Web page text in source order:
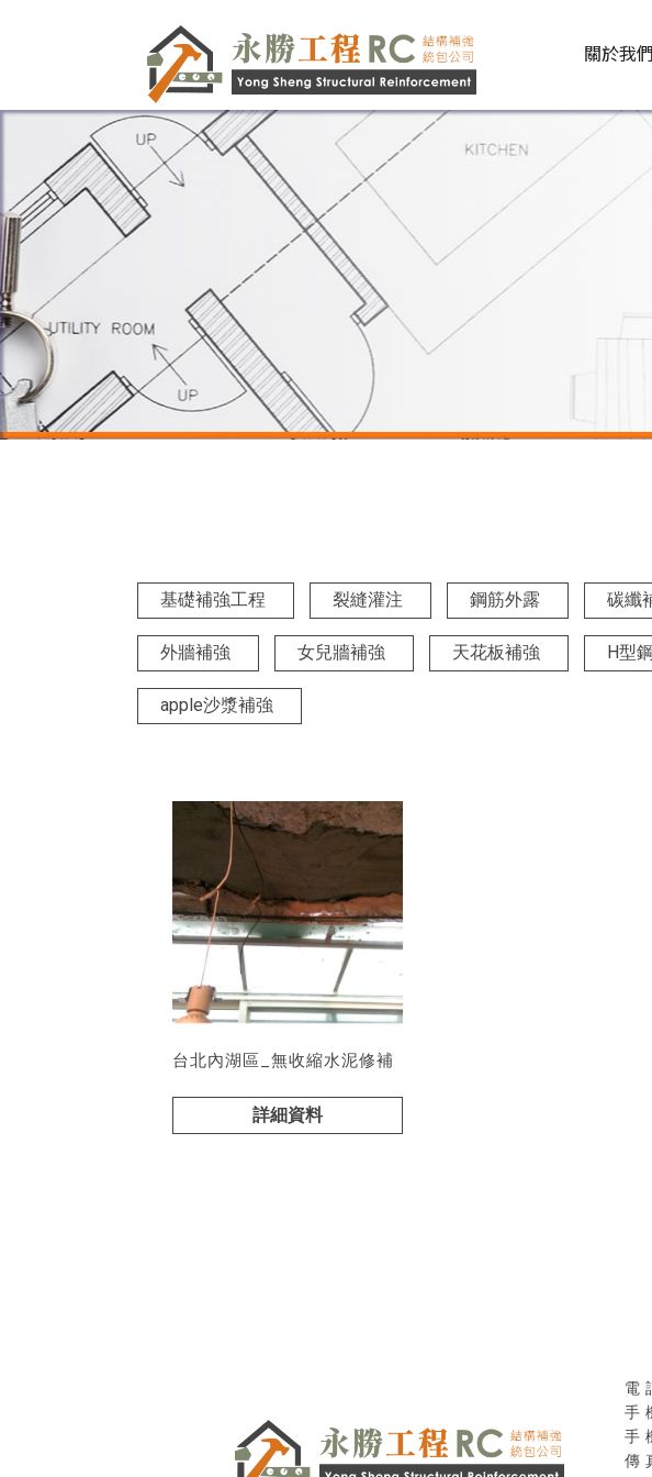
關於我們
基礎補強工程 裂縫灌注 鋼筋外露 碳纖
外牆補強 女兒牆補強 天花板補強 H型
apple沙漿補強
台北內湖區_無收縮水泥修補
詳細資料
電
手
傳